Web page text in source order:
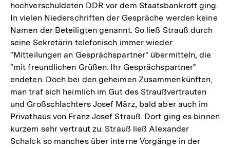
hochverschuldeten DDR vor dem Staatsbankrott ging.
In vielen Niederschriften der Gespräche werden keine
Namen der Beteiligten genannt. So ließ Strauß durch
seine Sekretärin telefonisch immer wieder
"Mitteilungen an Gesprächspartner" übermitteln, die
"mit freundlichen Grüßen. Ihr Gesprächspartner"
endeten. Doch bei den geheimen Zusammenkünften,
man traf sich heimlich im Gut des Straußvertrauten
und Großschlachters Josef März, bald aber auch im
Privathaus von Franz Josef Strauß. Dort ging es binnen
kurzem sehr vertraut zu. Strauß ließ Alexander
Schalck so manches über interne Vorgänge in der